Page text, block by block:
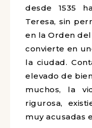
desde 1535
Teresa, sin
en la Orden
convierte en
la ciudad.
elevado de
muchos, la
rigurosa,
muy acusadas